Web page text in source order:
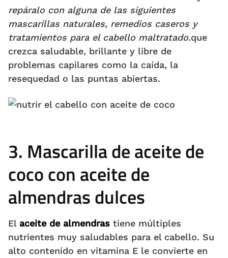
repáralo con alguna de las siguientes
mascarillas naturales, remedios caseros y
tratamientos para el cabello maltratado.que
crezca saludable, brillante y libre de
problemas capilares como la caída, la
resequedad o las puntas abiertas.
3. Mascarilla de aceite de
coco con aceite de
almendras dulces
El aceite de almendras tiene múltiples
nutrientes muy saludables para el cabello. Su
alto contenido en vitamina E le convierte en